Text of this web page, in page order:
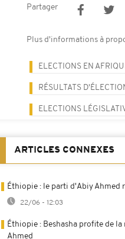
Partager
Plus d'informations à
ELECTIONS EN
RÉSULTATS
ELECTIONS
ARTICLES CONNEXES
Éthiopie : le parti d'Abiy Ahmed
22/06 - 12:03
Éthiopie : Beshasha profite de
Ahmed